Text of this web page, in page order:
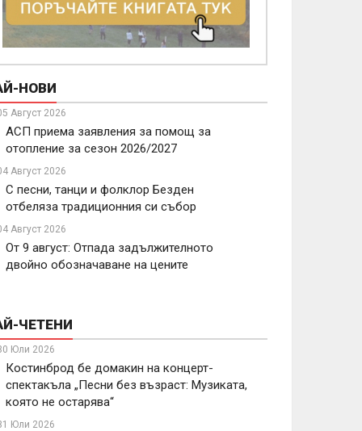
НОВИ
Август 2026
АСП приема заявления за помощ за
отопление за сезон 2026/2027
Август 2026
С песни, танци и фолклор Безден
отбеляза традиционния си събор
Август 2026
От 9 август: Отпада задължителното
двойно обозначаване на цените
ЧЕТЕНИ
Юли 2026
Костинброд бе домакин на концерт-
спектакъла „Песни без възраст: Музиката,
която не остарява“
Юли 2026